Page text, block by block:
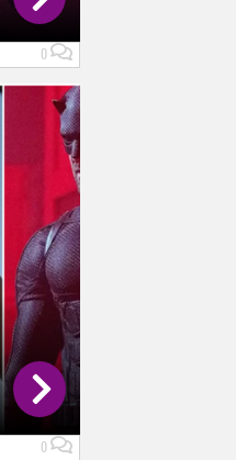
0
0